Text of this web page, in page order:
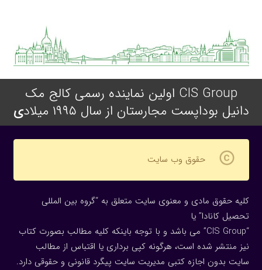
CIS Group اولین نماینده رسمی کالج مک
دانیل بوداپست مجارستان از سال ۱۹۹۵ میلاد
ی
copyright حقوق وب سایت
کلیه حقوق مادی و معنوی سایت متعلق به “گروه بین المللی
تحصیل کانادا” یا
“CIS Group” می باشد و با توجه باینکه کلیه مطالب بصورت کتاب
نیز منتشر شده است، هرگونه كپی برداری یا اقتباس از مطالب
سایت بدون اجازه كتبی مدیریت سایت پیگرد قانونی و حقوقی دارد.